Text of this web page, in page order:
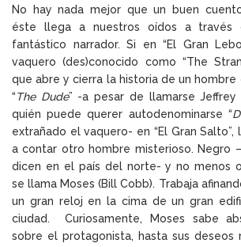
No hay nada mejor que un buen
éste llega a nuestros oídos a
fantástico narrador. Si en “El Gran
vaquero (des)conocido como “The
que abre y cierra la historia de un hombre
“The Dude” -a pesar de llamarse Jeffrey
quién puede querer autodenominarse “
extrañado el vaquero- en “El Gran Salto”,
a contar otro hombre misterioso. Negro
dicen en el país del norte- y no menos
se llama Moses (Bill Cobb). Trabaja
un gran reloj en la cima de un gran
ciudad. Curiosamente, Moses sabe
sobre el protagonista, hasta sus deseos